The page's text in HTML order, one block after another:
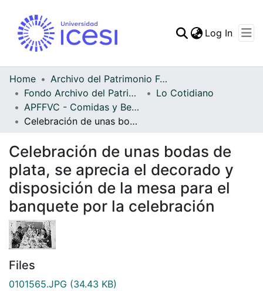
Statistics
Log In
Home
Archivo del Patrimonio Fotográfico y Fílmico del Valle del Cauca
Fondo Archivo del Patrimonio Fotográfico y Fílmico del Valle del Cauca
Lo Cotidiano
APFFVC - Comidas y Bebidas - Patrimonial
Celebración de unas bodas de plata, se aprecia el decorado y disposición de la mesa para el banquete por la celebración
Celebración de unas bodas de
plata, se aprecia el decorado y
disposición de la mesa para el
banquete por la celebración
Files
0101565.JPG (34.43 KB)